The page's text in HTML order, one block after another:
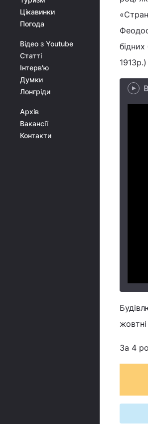
Цікавинки
Погода
Відео з Youtube
Статті
Інтерв'ю
Думки
Лонгріди
Архів
Вакансії
Контакти
За 4